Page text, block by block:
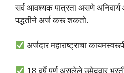
सर्व आवश्यक पात्रता असणे अनिवार्य
पद्धतीने अर्ज करू शकतो.
अर्जदार महाराष्ट्राचा